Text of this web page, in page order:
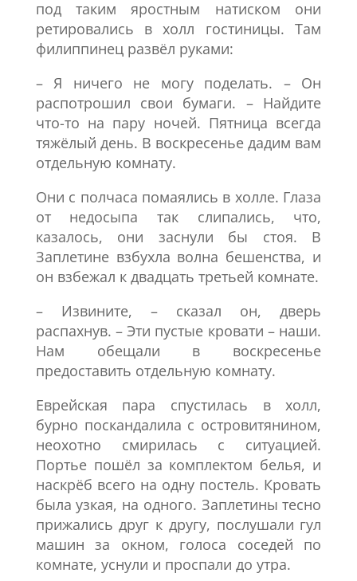
под таким яростным натиском они
ретировались в холл гостиницы. Там
филиппинец развёл руками:
– Я ничего не могу поделать. – Он
распотрошил свои бумаги. – Найдите
что-то на пару ночей. Пятница всегда
тяжёлый день. В воскресенье дадим вам
отдельную комнату.
Они с полчаса помаялись в холле. Глаза
от недосыпа так слипались, что,
казалось, они заснули бы стоя. В
Заплетине взбухла волна бешенства, и
он взбежал к двадцать третьей комнате.
– Извините, – сказал он, дверь
распахнув. – Эти пустые кровати – наши.
Нам обещали в воскресенье
предоставить отдельную комнату.
Еврейская пара спустилась в холл,
бурно поскандалила с островитянином,
неохотно смирилась с ситуацией.
Портье пошёл за комплектом белья, и
наскрёб всего на одну постель. Кровать
была узкая, на одного. Заплетины тесно
прижались друг к другу, послушали гул
машин за окном, голоса соседей по
комнате, уснули и проспали до утра.